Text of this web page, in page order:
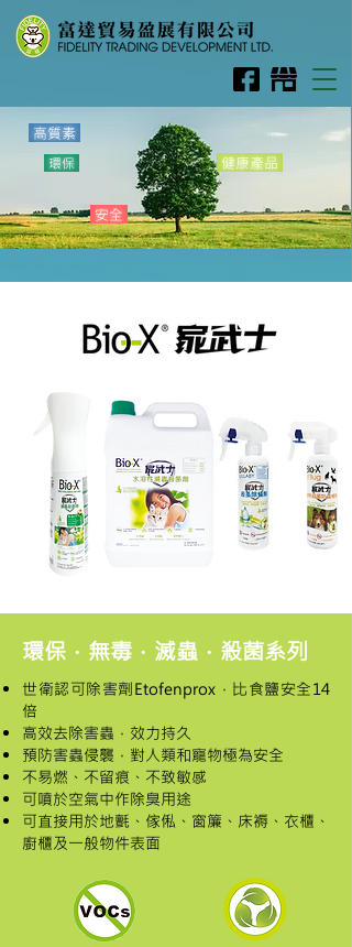
健康產品
安全
高質素
環保
環保．無毒．滅蟲．殺菌系列
世衛認可除害劑Etofenprox，比食鹽安全14
倍
高效去除害蟲，效力持久
預防害蟲侵襲，對人類和寵物極為安全
不易燃、不留痕、不致敏感
可噴於空氣中作除臭用途
可直接用於地氈、傢俬、窗簾、床褥、衣櫃、
廚櫃及一般物件表面